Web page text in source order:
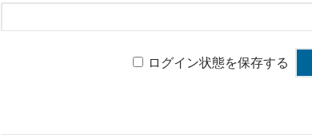
ログイン状態を保存する